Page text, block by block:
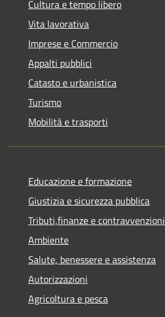
Cultura e tempo libero
Vita lavorativa
Imprese e Commercio
Appalti pubblici
Catasto e urbanistica
Turismo
Mobilità e trasporti
Educazione e formazione
Giustizia e sicurezza pubblica
Tributi,finanze e contravvenzioni
Ambiente
Salute, benessere e assistenza
Autorizzazioni
Agricoltura e pesca